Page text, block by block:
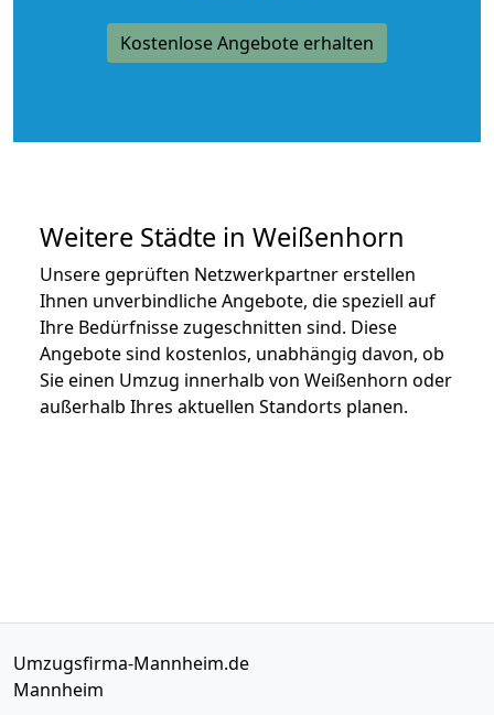
Kostenlose Angebote erhalten
Weitere Städte in Weißenhorn
Unsere geprüften Netzwerkpartner erstellen
Ihnen unverbindliche Angebote, die speziell auf
Ihre Bedürfnisse zugeschnitten sind. Diese
Angebote sind kostenlos, unabhängig davon, ob
Sie einen Umzug innerhalb von Weißenhorn oder
außerhalb Ihres aktuellen Standorts planen.
Umzugsfirma-Mannheim.de
Mannheim